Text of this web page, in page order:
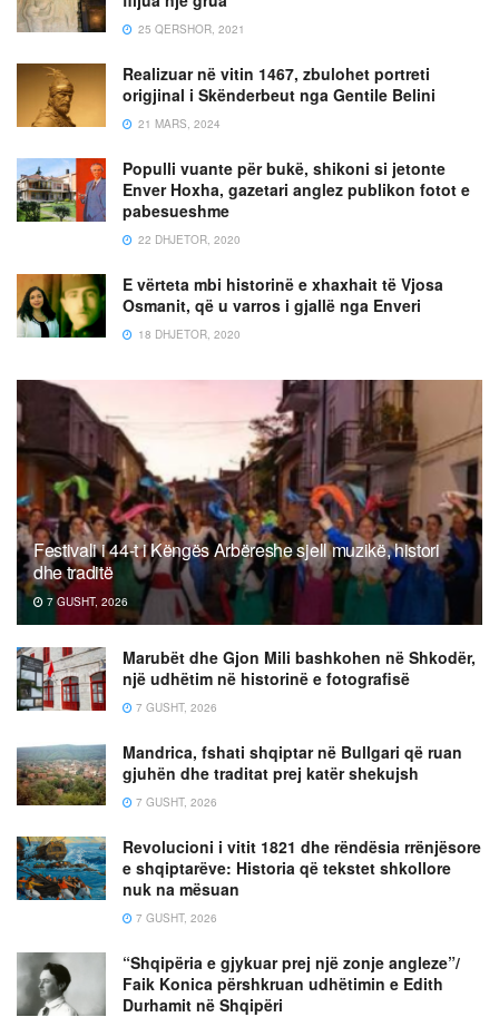
25 QERSHOR, 2021
Realizuar në vitin 1467, zbulohet portreti
origjinal i Skënderbeut nga Gentile Belini
21 MARS, 2024
Populli vuante për bukë, shikoni si jetonte
Enver Hoxha, gazetari anglez publikon fotot e
pabesueshme
22 DHJETOR, 2020
E vërteta mbi historinë e xhaxhait të Vjosa
Osmanit, që u varros i gjallë nga Enveri
18 DHJETOR, 2020
Festivali i 44-t i Këngës Arbëreshe sjell muzikë, histori
dhe traditë
7 GUSHT, 2026
Marubët dhe Gjon Mili bashkohen në Shkodër,
një udhëtim në historinë e fotografisë
7 GUSHT, 2026
Mandrica, fshati shqiptar në Bullgari që ruan
gjuhën dhe traditat prej katër shekujsh
7 GUSHT, 2026
Revolucioni i vitit 1821 dhe rëndësia rrënjësore
e shqiptarëve: Historia që tekstet shkollore
nuk na mësuan
7 GUSHT, 2026
“Shqipëria e gjykuar prej një zonje angleze”/
Faik Konica përshkruan udhëtimin e Edith
Durhamit në Shqipëri